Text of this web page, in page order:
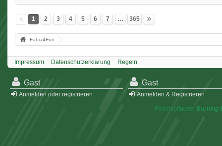
1 2 3 4 5 6 7 … 365
Fabia4Fun
Impressum Datenschutzerklärung Regeln
Gast
Anmelden oder registrieren
Gast
Anmelden & Registrieren
Forensoftware: Burning